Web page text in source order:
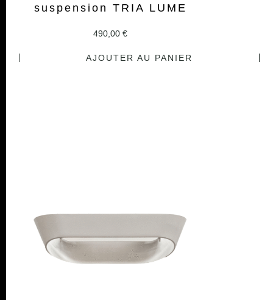
suspension TRIA LUME
490,00€
AJOUTER AU PANIER